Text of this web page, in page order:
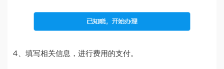
4、填写相关信息，进行费用的支付。